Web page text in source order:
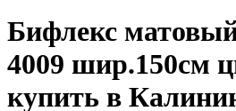
Бифлекс
4009 шир.150см
купить в